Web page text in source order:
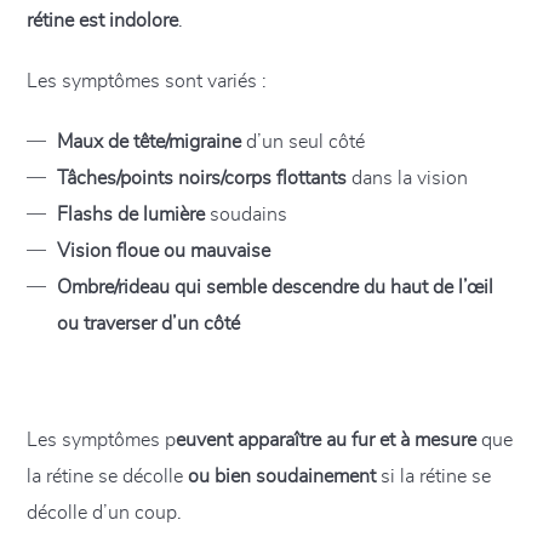
rétine est indolore.
Les symptômes sont variés :
Maux de tête/migrained’un seul côté
Tâches/points noirs/corps flottants dans la vision
Flashs de lumièresoudains
Vision floue ou mauvaise
Ombre/rideau qui semble descendre du haut de l’œil
ou traverser d’un côté
Les symptômes peuvent apparaître au fur et à mesureque
la rétine se décolleou bien soudainementsi la rétine se
décolle d’un coup.